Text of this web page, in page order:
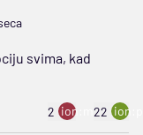
svima, kad
2 ion:minus
22